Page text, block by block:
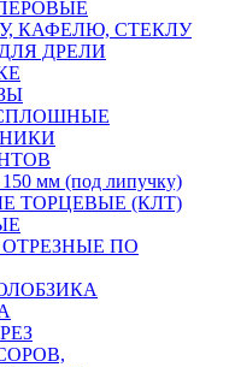
КАФЕЛЮ, СТЕКЛУ
ДРЕЛИ
мм (под липучку)
ТОРЦЕВЫЕ (КЛТ)
ПО